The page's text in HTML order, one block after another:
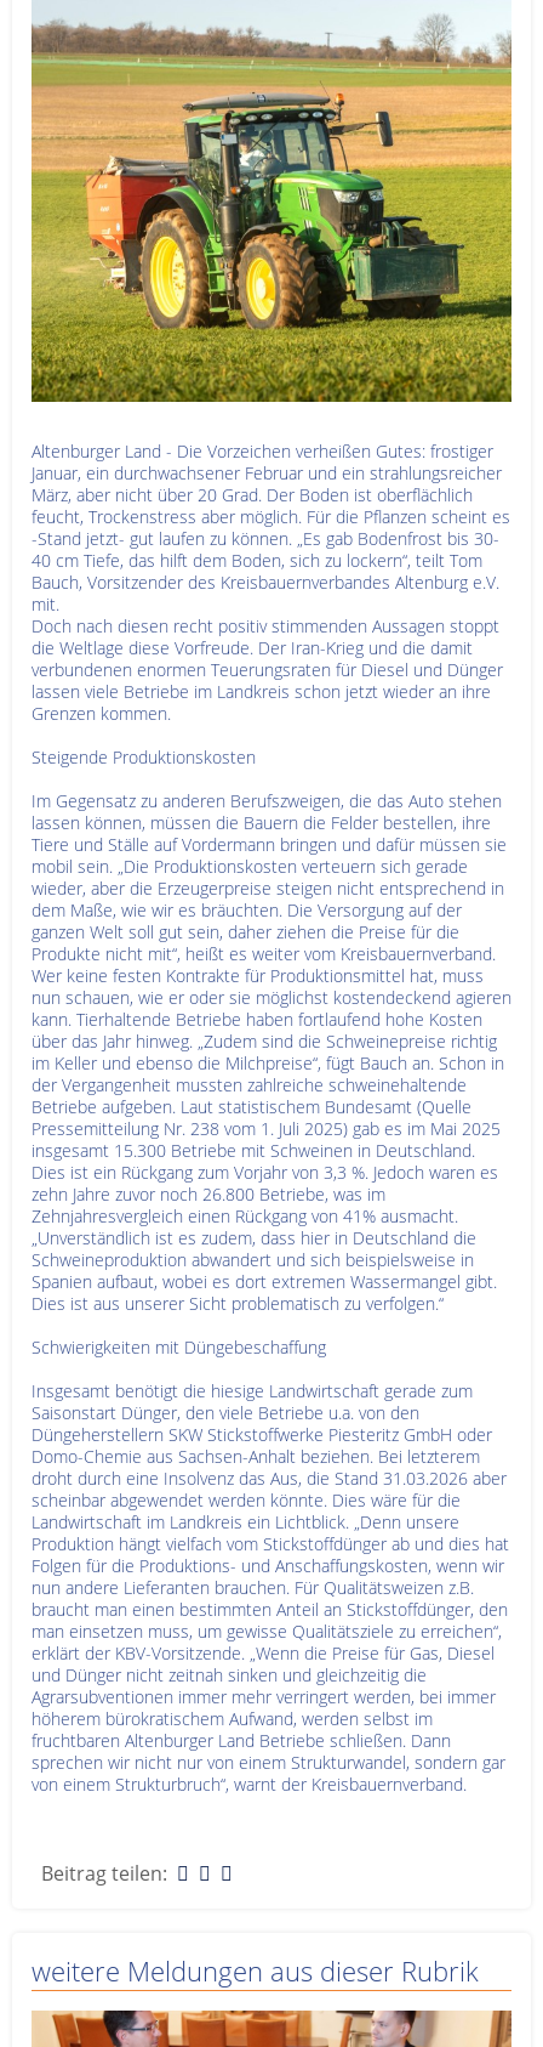
Altenburger Land - Die Vorzeichen verheißen Gutes: frostiger
Januar, ein durchwachsener Februar und ein strahlungsreicher
März, aber nicht über 20 Grad. Der Boden ist oberflächlich
feucht, Trockenstress aber möglich. Für die Pflanzen scheint es
-Stand jetzt- gut laufen zu können. „Es gab Bodenfrost bis 30-
40 cm Tiefe, das hilft dem Boden, sich zu lockern“, teilt Tom
Bauch, Vorsitzender des Kreisbauernverbandes Altenburg e.V.
mit.
Doch nach diesen recht positiv stimmenden Aussagen stoppt
die Weltlage diese Vorfreude. Der Iran-Krieg und die damit
verbundenen enormen Teuerungsraten für Diesel und Dünger
lassen viele Betriebe im Landkreis schon jetzt wieder an ihre
Grenzen kommen.
Steigende Produktionskosten
Im Gegensatz zu anderen Berufszweigen, die das Auto stehen
lassen können, müssen die Bauern die Felder bestellen, ihre
Tiere und Ställe auf Vordermann bringen und dafür müssen sie
mobil sein. „Die Produktionskosten verteuern sich gerade
wieder, aber die Erzeugerpreise steigen nicht entsprechend in
dem Maße, wie wir es bräuchten. Die Versorgung auf der
ganzen Welt soll gut sein, daher ziehen die Preise für die
Produkte nicht mit“, heißt es weiter vom Kreisbauernverband.
Wer keine festen Kontrakte für Produktionsmittel hat, muss
nun schauen, wie er oder sie möglichst kostendeckend agieren
kann. Tierhaltende Betriebe haben fortlaufend hohe Kosten
über das Jahr hinweg. „Zudem sind die Schweinepreise richtig
im Keller und ebenso die Milchpreise“, fügt Bauch an. Schon in
der Vergangenheit mussten zahlreiche schweinehaltende
Betriebe aufgeben. Laut statistischem Bundesamt (Quelle
Pressemitteilung Nr. 238 vom 1. Juli 2025) gab es im Mai 2025
insgesamt 15.300 Betriebe mit Schweinen in Deutschland.
Dies ist ein Rückgang zum Vorjahr von 3,3 %. Jedoch waren es
zehn Jahre zuvor noch 26.800 Betriebe, was im
Zehnjahresvergleich einen Rückgang von 41% ausmacht.
„Unverständlich ist es zudem, dass hier in Deutschland die
Schweineproduktion abwandert und sich beispielsweise in
Spanien aufbaut, wobei es dort extremen Wassermangel gibt.
Dies ist aus unserer Sicht problematisch zu verfolgen.“
Schwierigkeiten mit Düngebeschaffung
Insgesamt benötigt die hiesige Landwirtschaft gerade zum
Saisonstart Dünger, den viele Betriebe u.a. von den
Düngeherstellern SKW Stickstoffwerke Piesteritz GmbH oder
Domo-Chemie aus Sachsen-Anhalt beziehen. Bei letzterem
droht durch eine Insolvenz das Aus, die Stand 31.03.2026 aber
scheinbar abgewendet werden könnte. Dies wäre für die
Landwirtschaft im Landkreis ein Lichtblick. „Denn unsere
Produktion hängt vielfach vom Stickstoffdünger ab und dies hat
Folgen für die Produktions- und Anschaffungskosten, wenn wir
nun andere Lieferanten brauchen. Für Qualitätsweizen z.B.
braucht man einen bestimmten Anteil an Stickstoffdünger, den
man einsetzen muss, um gewisse Qualitätsziele zu erreichen“,
erklärt der KBV-Vorsitzende. „Wenn die Preise für Gas, Diesel
und Dünger nicht zeitnah sinken und gleichzeitig die
Agrarsubventionen immer mehr verringert werden, bei immer
höherem bürokratischem Aufwand, werden selbst im
fruchtbaren Altenburger Land Betriebe schließen. Dann
sprechen wir nicht nur von einem Strukturwandel, sondern gar
von einem Strukturbruch“, warnt der Kreisbauernverband.
Beitrag teilen:
weitere Meldungen aus dieser Rubrik